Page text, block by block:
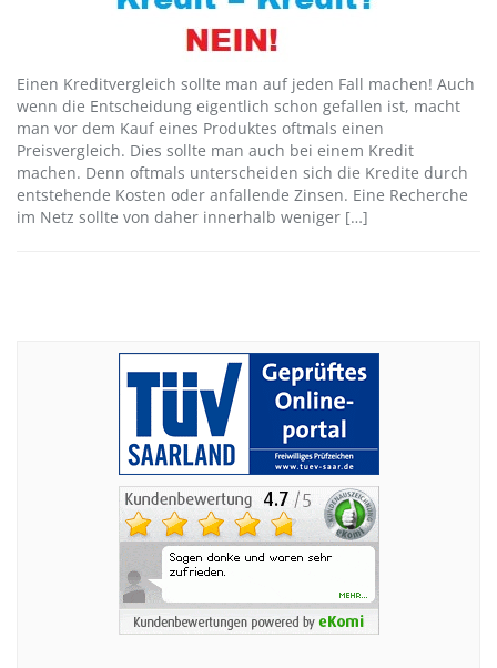
Einen Kreditvergleich sollte man auf jeden Fall machen! Auch
wenn die Entscheidung eigentlich schon gefallen ist, macht
man vor dem Kauf eines Produktes oftmals einen
Preisvergleich. Dies sollte man auch bei einem Kredit
machen. Denn oftmals unterscheiden sich die Kredite durch
entstehende Kosten oder anfallende Zinsen. Eine Recherche
im Netz sollte von daher innerhalb weniger […]